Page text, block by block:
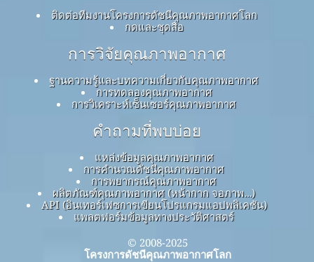
ติดต่อทีมงานโครงการดัชนีคุณภาพอากาศโลก
กดและชุดสื่อ
การวิจัยคุณภาพอากาศ
ฐานความรู้และบทความเกี่ยวกับคุณภาพอากาศ
การทดลองคุณภาพอากาศ
การวิเคราะห์เซ็นเซอร์คุณภาพอากาศ
คำถามที่พบบ่อย
แหล่งข้อมูลคุณภาพอากาศ
การคำนวณดัชนีคุณภาพอากาศ
การพยากรณ์คุณภาพอากาศ
ผลิตภัณฑ์คุณภาพอากาศ (หน้ากาก จอภาพ…)
API (อินเทอร์เฟซการเขียนโปรแกรมแอปพลิเคชัน)
แพลตฟอร์มข้อมูลทางประวัติศาสตร์
© 2008-2025
โครงการดัชนีคุณภาพอากาศโลก